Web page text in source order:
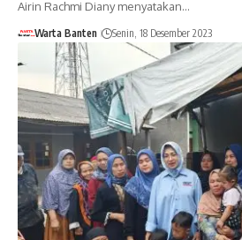
Airin Rachmi Diany menyatakan…
Warta Banten Senin, 18 Desember 2023